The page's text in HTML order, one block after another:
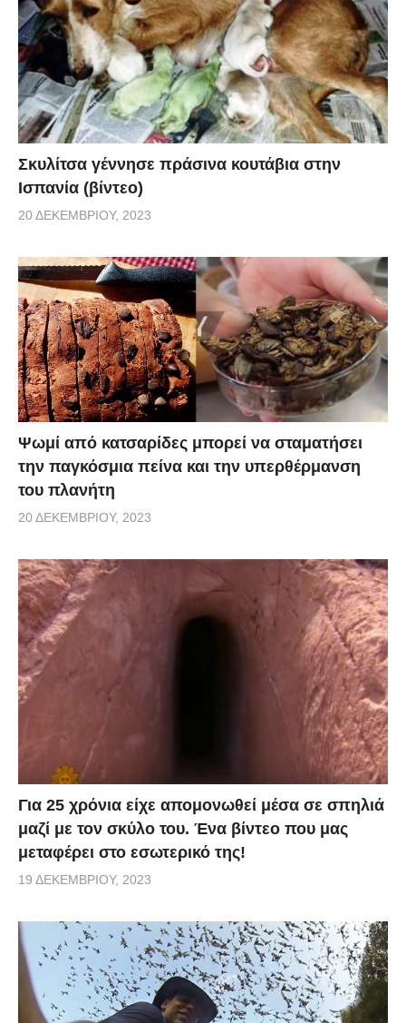
Σκυλίτσα γέννησε πράσινα κουτάβια στην
Ισπανία (βίντεο)
20 ΔΕΚΕΜΒΡΊΟΥ, 2023
Ψωμί από κατσαρίδες μπορεί να σταματήσει
την παγκόσμια πείνα και την υπερθέρμανση
του πλανήτη
20 ΔΕΚΕΜΒΡΊΟΥ, 2023
Για 25 χρόνια είχε απομονωθεί μέσα σε σπηλιά
μαζί με τον σκύλο του. Ένα βίντεο που μας
μεταφέρει στο εσωτερικό της!
19 ΔΕΚΕΜΒΡΊΟΥ, 2023